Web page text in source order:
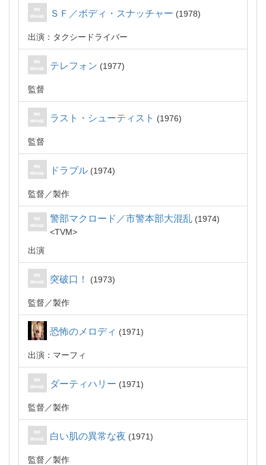
ＳＦ／ボディ・スナッチャー 1978
出演：タクシードライバー
テレフォン 1977
監督
ラスト・シューティスト 1976
監督
ドラブル 1974
監督 製作
警部マクロード／市警本部大混乱
1974
TVM
出演
突破口！ 1973
監督 製作
恐怖のメロディ 1971
出演：マーフィ
ダーティハリー 1971
監督 製作
白い肌の異常な夜 1971
監督 製作